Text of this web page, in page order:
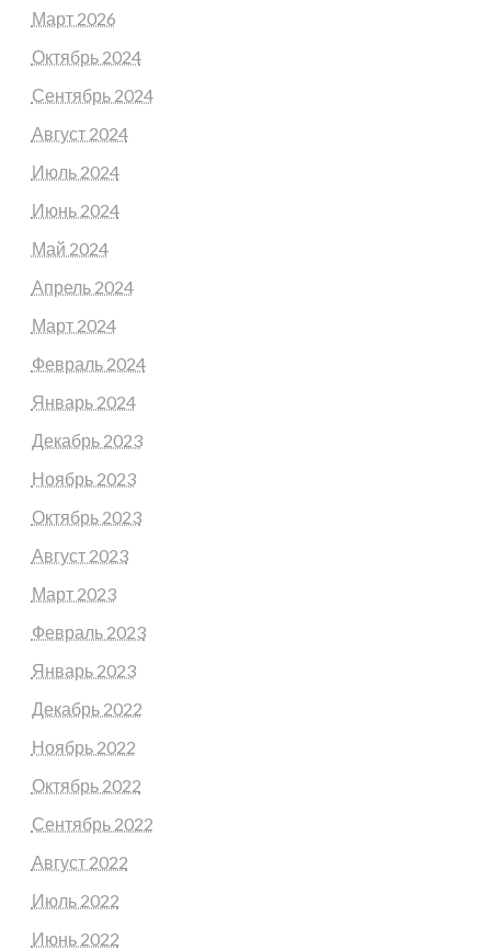
Март 2026
Октябрь 2024
Сентябрь 2024
Август 2024
Июль 2024
Июнь 2024
Май 2024
Апрель 2024
Март 2024
Февраль 2024
Январь 2024
Декабрь 2023
Ноябрь 2023
Октябрь 2023
Август 2023
Март 2023
Февраль 2023
Январь 2023
Декабрь 2022
Ноябрь 2022
Октябрь 2022
Сентябрь 2022
Август 2022
Июль 2022
Июнь 2022